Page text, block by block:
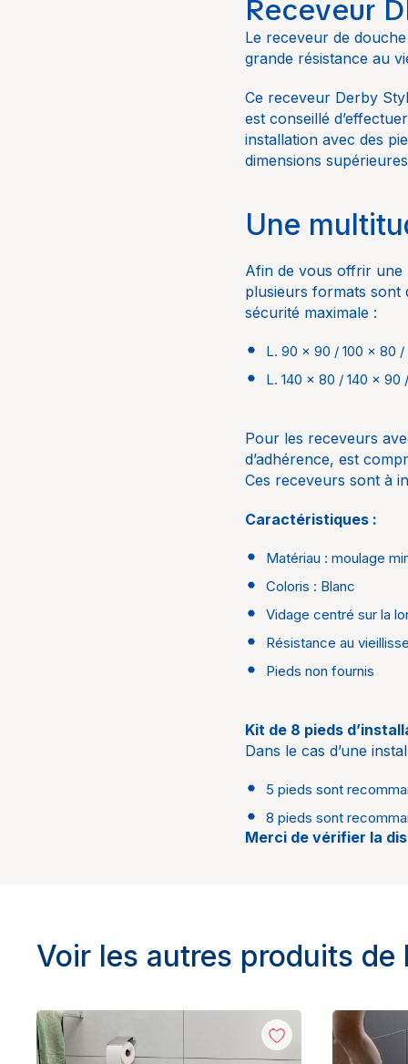
Receveur
Le receveur de
grande résistance au
Ce receveur Derby
est conseillé
installation avec des
dimensions
Une
Afin de vous offrir une
plusieurs formats sont
sécurité maximale :
L. 90 x 90 / 100 x 80 /
L. 140 x 80 / 140 x 90
Pour les receveurs
d’adhérence, est
Ces receveurs sont à
Caractéristiques :
Matériau : moulage
Coloris : Blanc
Vidage centré sur la
Résistance au
Pieds non fournis
Kit de 8 pieds
Dans le cas d’une
5 pieds sont
8 pieds sont
Merci de vérifier la
Univers
Marque
Collection
Matériau
Coloris
L. 90 x 90 / 100 x 80 /
L. 140 x 80 / 140 x 90
Voir les autres produits